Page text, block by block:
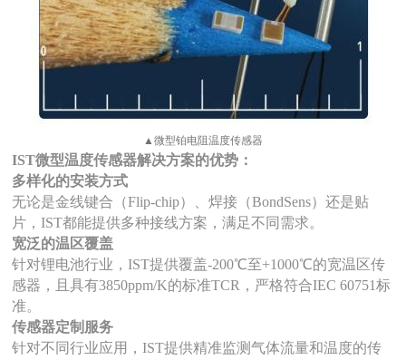
▲微型铂电阻温度传感器
IST微型温度传感器解决方案的优势：
多样化的安装方式
无论是金线键合（Flip-chip）、焊接（BondSens）还是贴
片 ， IST都能提供多种接线方案，满足不同需求。
宽泛的温区覆盖
针对锂电池行业， IST提供覆盖-200℃至+1000℃的宽温区传
感器，且具有3850ppm/K的标准TCR，严格符合IEC 60751标
准。
传感器定制服务
针对不同行业应用，IST提供精准监测气体流量和温度的传